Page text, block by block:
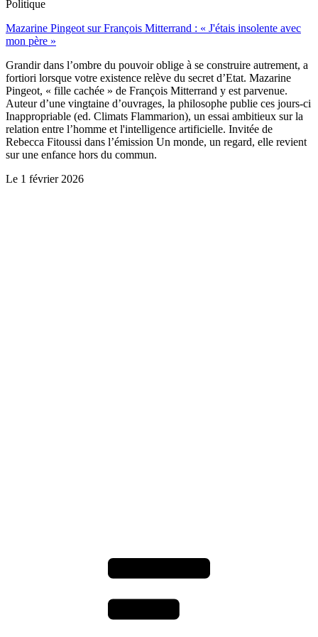
Politique
Mazarine Pingeot sur François Mitterrand : « J'étais insolente avec
mon père »
Grandir dans l’ombre du pouvoir oblige à se construire autrement, a
fortiori lorsque votre existence relève du secret d’Etat. Mazarine
Pingeot, « fille cachée » de François Mitterrand y est parvenue.
Auteur d’une vingtaine d’ouvrages, la philosophe publie ces jours-ci
Inappropriable (ed. Climats Flammarion), un essai ambitieux sur la
relation entre l’homme et l'intelligence artificielle. Invitée de
Rebecca Fitoussi dans l’émission Un monde, un regard, elle revient
sur une enfance hors du commun.
Le 1 février 2026